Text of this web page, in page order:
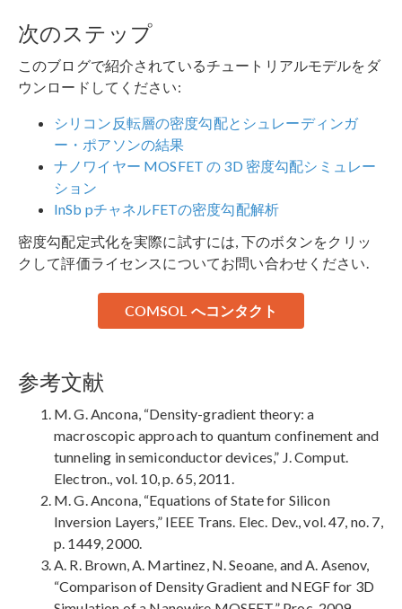
次のステップ
このブログで紹介されているチュートリアルモデルをダ
ウンロードしてください:
シリコン反転層の密度勾配とシュレーディンガ
ー・ポアソンの結果
ナノワイヤー MOSFET の 3D 密度勾配シミュレー
ション
InSb pチャネルFETの密度勾配解析
密度勾配定式化を実際に試すには, 下のボタンをクリッ
クして評価ライセンスについてお問い合わせください.
COMSOL へコンタクト
参考文献
M. G. Ancona, “Density-gradient theory: a
macroscopic approach to quantum confinement and
tunneling in semiconductor devices,” J. Comput.
Electron., vol. 10, p. 65, 2011.
M. G. Ancona, “Equations of State for Silicon
Inversion Layers,” IEEE Trans. Elec. Dev., vol. 47, no. 7,
p. 1449, 2000.
A. R. Brown, A. Martinez, N. Seoane, and A. Asenov,
“Comparison of Density Gradient and NEGF for 3D